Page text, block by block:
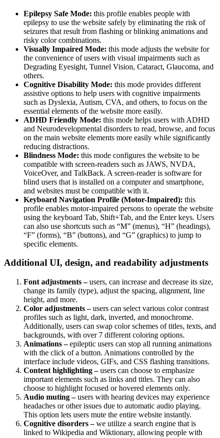
Epilepsy Safe Mode: this profile enables people with
epilepsy to use the website safely by eliminating the risk of
seizures that result from flashing or blinking animations and
risky color combinations.
Visually Impaired Mode: this mode adjusts the website for
the convenience of users with visual impairments such as
Degrading Eyesight, Tunnel Vision, Cataract, Glaucoma, and
others.
Cognitive Disability Mode: this mode provides different
assistive options to help users with cognitive impairments
such as Dyslexia, Autism, CVA, and others, to focus on the
essential elements of the website more easily.
ADHD Friendly Mode: this mode helps users with ADHD
and Neurodevelopmental disorders to read, browse, and focus
on the main website elements more easily while significantly
reducing distractions.
Blindness Mode: this mode configures the website to be
compatible with screen-readers such as JAWS, NVDA,
VoiceOver, and TalkBack. A screen-reader is software for
blind users that is installed on a computer and smartphone,
and websites must be compatible with it.
Keyboard Navigation Profile (Motor-Impaired): this
profile enables motor-impaired persons to operate the website
using the keyboard Tab, Shift+Tab, and the Enter keys. Users
can also use shortcuts such as “M” (menus), “H” (headings),
“F” (forms), “B” (buttons), and “G” (graphics) to jump to
specific elements.
Additional UI, design, and readability adjustments
Font adjustments –users, can increase and decrease its size,
change its family (type), adjust the spacing, alignment, line
height, and more.
Color adjustments –users can select various color contrast
profiles such as light, dark, inverted, and monochrome.
Additionally, users can swap color schemes of titles, texts, and
backgrounds, with over 7 different coloring options.
Animations –epileptic users can stop all running animations
with the click of a button. Animations controlled by the
interface include videos, GIFs, and CSS flashing transitions.
Content highlighting –users can choose to emphasize
important elements such as links and titles. They can also
choose to highlight focused or hovered elements only.
Audio muting –users with hearing devices may experience
headaches or other issues due to automatic audio playing.
This option lets users mute the entire website instantly.
Cognitive disorders –we utilize a search engine that is
linked to Wikipedia and Wiktionary, allowing people with